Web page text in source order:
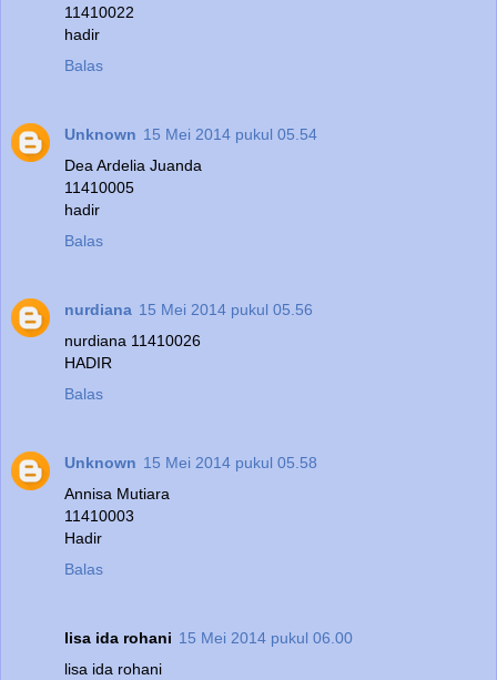
11410022
hadir
Balas
Unknown 15 Mei 2014 pukul 05.54
Dea Ardelia Juanda
11410005
hadir
Balas
nurdiana 15 Mei 2014 pukul 05.56
nurdiana 11410026
HADIR
Balas
Unknown 15 Mei 2014 pukul 05.58
Annisa Mutiara
11410003
Hadir
Balas
lisa ida rohani 15 Mei 2014 pukul 06.00
lisa ida rohani